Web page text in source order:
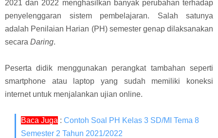
2021 dan 2022 menghasilkan banyak perubahan terhadap
penyelenggaran sistem pembelajaran. Salah satunya
adalah Penilaian Harian (PH) semester genap dilaksanakan
secara Daring.
Peserta didik menggunakan perangkat tambahan seperti
smartphone atau laptop yang sudah memiliki koneksi
internet untuk menjalankan ujian online.
Baca Juga : Contoh Soal PH Kelas 3 SD/MI Tema 8
Semester 2 Tahun 2021/2022